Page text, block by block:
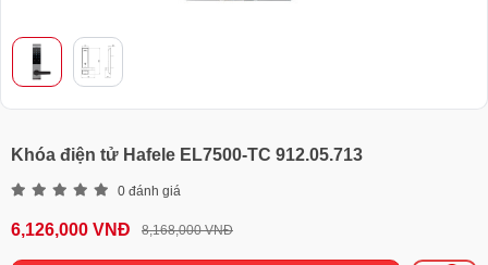
Khóa điện tử Hafele EL7500-TC 912.05.713
0 đánh giá
6,126,000 VNĐ 8,168,000 VNĐ